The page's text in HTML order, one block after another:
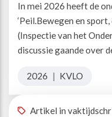
In mei 2026 heeft de
‘Peil.Bewegen en
(Inspectie van het
discussie gaande over
2026 | KVLO
Artikel in